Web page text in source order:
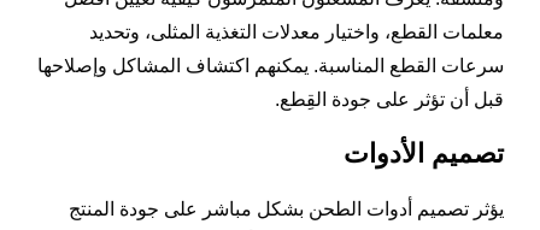
معلمات القطع، واختيار معدلات التغذية المثلى، وتحديد
سرعات القطع المناسبة. يمكنهم اكتشاف المشاكل وإصلاحها
قبل أن تؤثر على جودة القِطع.
تصميم الأدوات
يؤثر تصميم أدوات الطحن بشكل مباشر على جودة المنتج